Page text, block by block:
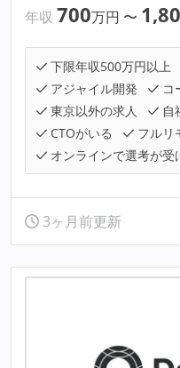
年収 700万円 〜
下限年収500万円以上
アジャイル開発
コ
東京以外の求人
自
CTOがいる
フルリ
オンラインで選考が受
3ヶ月前更新